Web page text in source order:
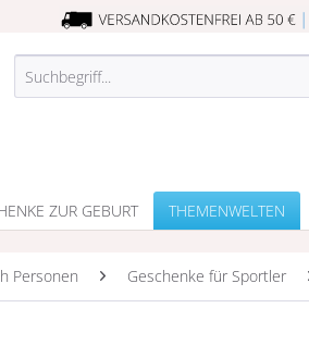
ZUR GEBURT THEMENWELTEN
Personen Geschenke für Sportler